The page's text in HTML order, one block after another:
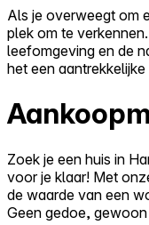
Als je overweegt om
plek om te
leefomgeving en de
het een
Zoek je een huis in
voor je klaar! Met
de waarde van een
Geen gedoe,